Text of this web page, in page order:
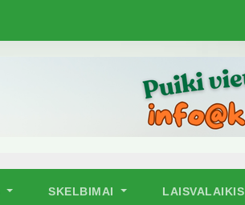
SKELBIMAI LAISVALAIKIS